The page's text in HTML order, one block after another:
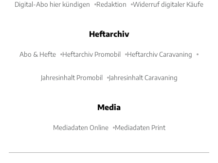
Digital-Abo hier kündigen Redaktion Widerruf digitaler Käufe
Heftarchiv
Abo & Hefte Heftarchiv Promobil Heftarchiv Caravaning
Jahresinhalt Promobil Jahresinhalt Caravaning
Media
Mediadaten Online Mediadaten Print